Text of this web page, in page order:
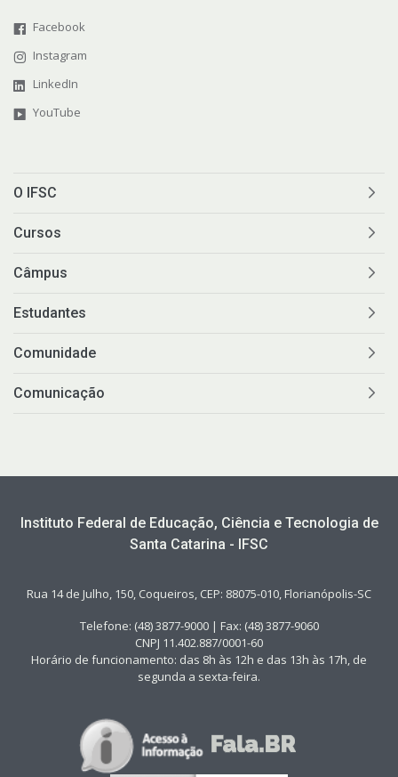
Facebook
Instagram
LinkedIn
YouTube
O IFSC
Cursos
Câmpus
Estudantes
Comunidade
Comunicação
Instituto Federal de Educação, Ciência e Tecnologia de
Santa Catarina - IFSC
Rua 14 de Julho, 150, Coqueiros, CEP: 88075-010, Florianópolis-SC
Telefone: (48) 3877-9000 | Fax: (48) 3877-9060
CNPJ 11.402.887/0001-60
Horário de funcionamento: das 8h às 12h e das 13h às 17h, de
segunda a sexta-feira.